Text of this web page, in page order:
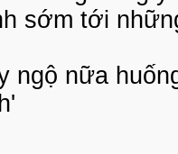
sớm tới
ngộ nữa